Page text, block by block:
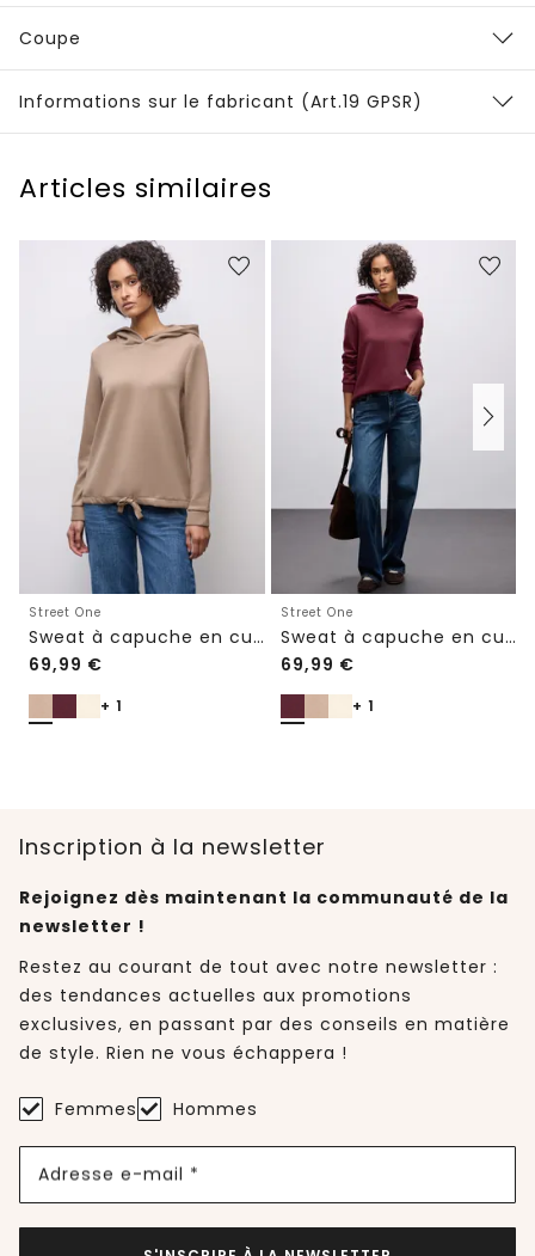
Coupe
Informations sur le fabricant (Art.19 GPSR)
Articles similaires
Street One
Sweat à capuche en cupro
69,99 €
+ 1
Street One
Sweat à capuche en cupro
69,99 €
+ 1
Inscription à la newsletter
Rejoignez dès maintenant la communauté de la
newsletter !
Restez au courant de tout avec notre newsletter :
des tendances actuelles aux promotions
exclusives, en passant par des conseils en matière
de style. Rien ne vous échappera !
Femmes Hommes
Adresse e-mail *